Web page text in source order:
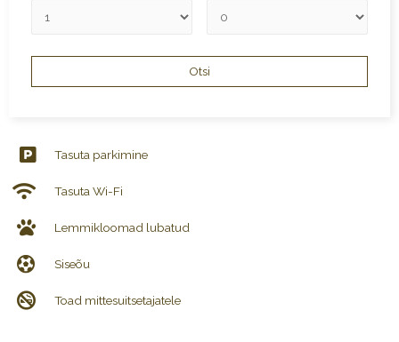
Tasuta parkimine
Tasuta Wi-Fi
Lemmikloomad lubatud
Siseõu
Toad mittesuitsetajatele